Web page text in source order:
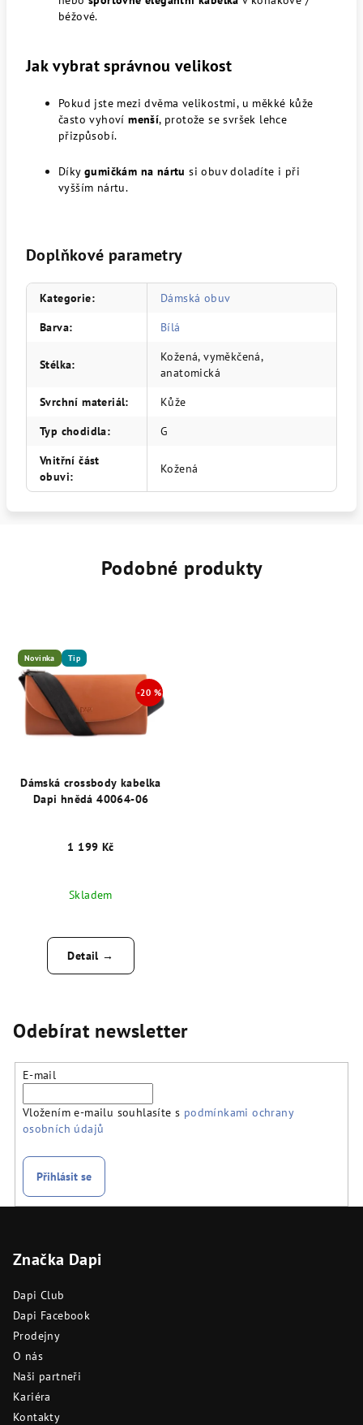
béžové.
Jak vybrat správnou velikost
Pokud jste mezi dvěma velikostmi, u měkké kůže
často vyhovímenší, protože se svršek lehce
přizpůsobí.
Díky gumičkám na nártu si obuv doladíte i při
vyšším nártu.
Doplňkové parametry
Kategorie:
Dámská obuv
Barva: Bílá
Stélka:
Kožená, vyměkčená,
anatomická
Svrchní materiál:
Kůže
Typ chodidla:
G
Vnitřní část
obuvi:
Kožená
Podobné produkty
Novinka Tip
Dámská crossbody kabelka
Dapi hnědá 40064-06
1 199 Kč
Skladem
Detail →
Odebírat newsletter
E-mail
Vložením e-mailu souhlasíte s podmínkami ochrany
osobních údajů
Přihlásit se
Značka Dapi
Dapi Club
Dapi Facebook
Prodejny
O nás
Naši partneři
Kariéra
Kontakty